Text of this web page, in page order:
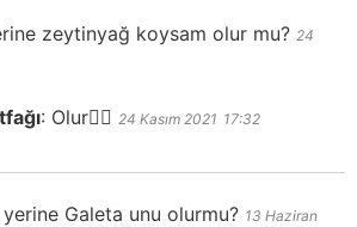
zeytinyağ koysam olur mu? 24
: Olur👍🏻 24 Kasım 2021 17:32
yerine Galeta unu olurmu? 13 Haziran